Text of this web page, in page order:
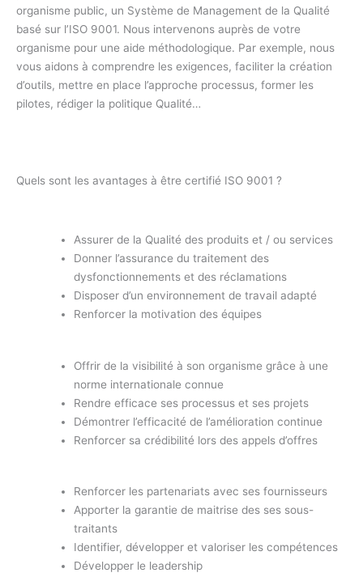
organisme public, un Système de Management de la Qualité
basé sur l’ISO 9001. Nous intervenons auprès de votre
organisme pour une aide méthodologique. Par exemple, nous
vous aidons à comprendre les exigences, faciliter la création
d’outils, mettre en place l’approche processus, former les
pilotes, rédiger la politique Qualité…
Quels sont les avantages à être certifié ISO 9001 ?
Assurer de la Qualité des produits et / ou services
Donner l’assurance du traitement des
dysfonctionnements et des réclamations
Disposer d’un environnement de travail adapté
Renforcer la motivation des équipes
Offrir de la visibilité à son organisme grâce à une
norme internationale connue
Rendre efficace ses processus et ses projets
Démontrer l’efficacité de l’amélioration continue
Renforcer sa crédibilité lors des appels d’offres
Renforcer les partenariats avec ses fournisseurs
Apporter la garantie de maitrise des ses sous-
traitants
Identifier, développer et valoriser les compétences
Développer le leadership